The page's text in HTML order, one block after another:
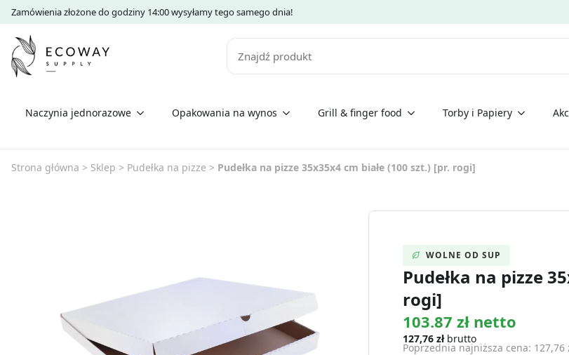
Zamówienia złożone do godziny 14:00 wysyłamy tego samego dnia!
Szukaj
Naczynia jednorazowe Opakowania na wynos Grill & finger food Torby i Papiery
Strona główna > Sklep > Pudełka na pizze > Pudełka na pizze 35x35x4 cm białe (100 szt.) [pr. rogi]
WOLNE OD SUP
Pudełka na pizze
rogi]
103.87 zł netto
127,76 złbrutto
Poprzednia najniższa cena: 127,76